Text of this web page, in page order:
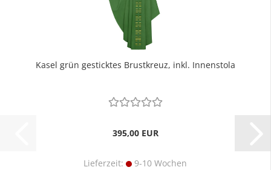
Kasel grün gesticktes Brustkreuz, inkl. Innenstola
395,00 EUR
Lieferzeit: 9-10 Wochen